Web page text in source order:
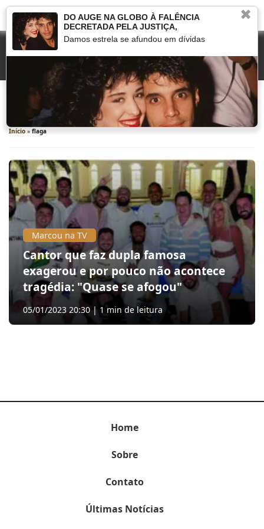
flaga
Início » flaga
Marcou na TV
Cantor que faz dupla famosa
exagerou e por pouco não acontece
tragédia: "Quase se afogou"
05/01/2023 20:30 | 1 min de leitura
Home
Sobre
Contato
Últimas Notícias
✖
DO AUGE NA GLOBO À FALÊNCIA
DECRETADA PELA JUSTIÇA,
Damos estrela se afundou em dívidas